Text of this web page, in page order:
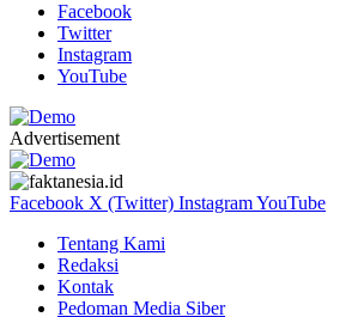
Facebook
Twitter
Instagram
YouTube
Advertisement
Facebook X (Twitter) InstagramYouTube
Tentang Kami
Redaksi
Kontak
Pedoman Media Siber